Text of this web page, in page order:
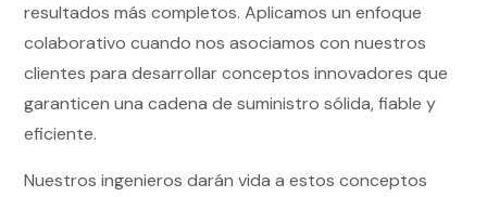
resultados más completos. Aplicamos un enfoque
colaborativo cuando nos asociamos con nuestros
clientes para desarrollar conceptos innovadores que
garanticen una cadena de suministro sólida, fiable y
eficiente.
Nuestros ingenieros darán vida a estos conceptos